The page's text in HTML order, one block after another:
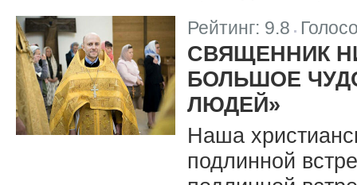
Рейтинг: 9.8 |
СВЯЩЕННИК
БОЛЬШОЕ
ЛЮДЕЙ»
Наша
подлинной